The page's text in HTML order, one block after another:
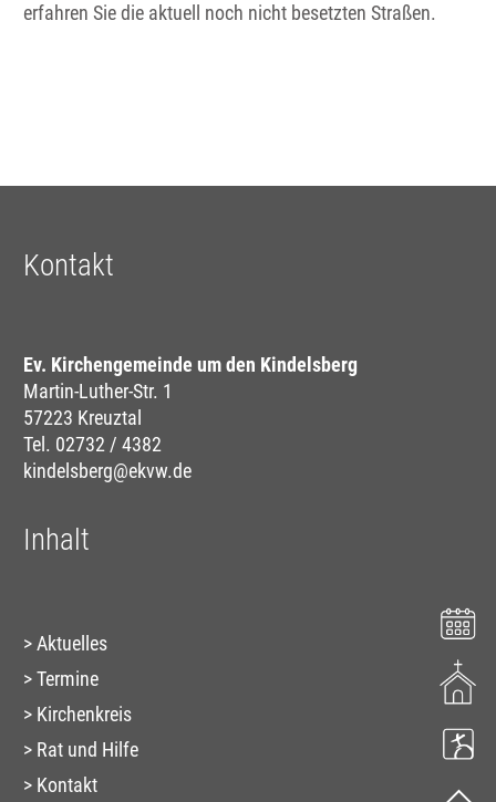
erfahren Sie die aktuell noch nicht besetzten Straßen.
Kontakt
Ev. Kirchengemeinde um den Kindelsberg
Martin-Luther-Str. 1
57223 Kreuztal
Tel. 02732 / 4382
kindelsberg@ekvw.de
Inhalt
Aktuelles
Termine
Kirchenkreis
Rat und Hilfe
Kontakt